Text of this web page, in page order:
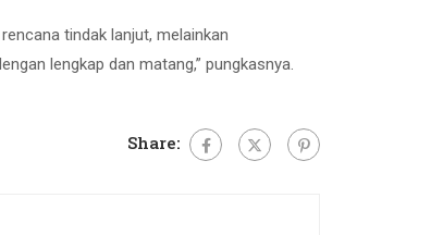
tindak lanjut, melainkan
lengkap dan matang,” pungkasnya.
Share: